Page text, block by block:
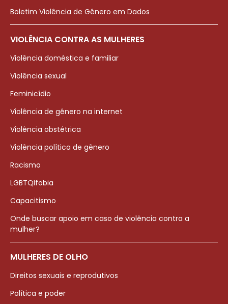
Boletim Violência de Gênero em Dados
VIOLÊNCIA CONTRA AS MULHERES
Violência doméstica e familiar
Violência sexual
Feminicídio
Violência de gênero na internet
Violência obstétrica
Violência política de gênero
Racismo
LGBTQIfobia
Capacitismo
Onde buscar apoio em caso de violência contra a
mulher?
MULHERES DE OLHO
Direitos sexuais e reprodutivos
Política e poder